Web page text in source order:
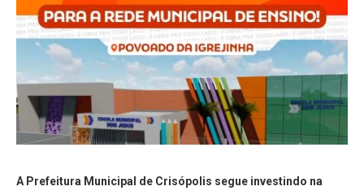
A Prefeitura Municipal de Crisópolis segue investindo na